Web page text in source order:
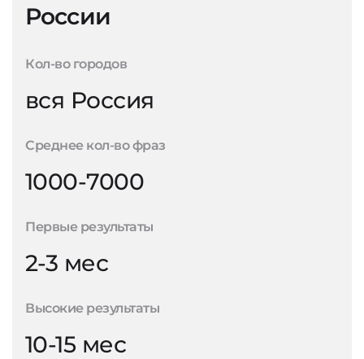
России
Кол-во городов
вся Россия
Среднее кол-во фраз
1000-7000
Первые результаты
2-3 мес
Высокие результаты
10-15 мес